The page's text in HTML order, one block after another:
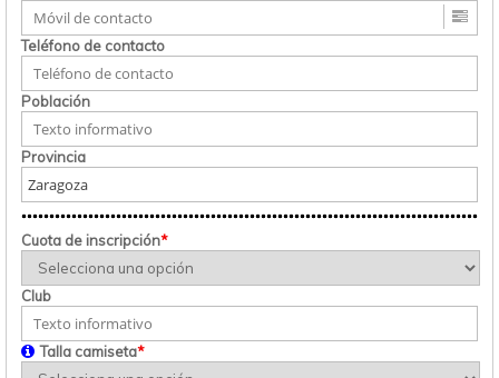
Teléfono de contacto
Población
Provincia
Cuota de inscripción*
Club
Talla camiseta*